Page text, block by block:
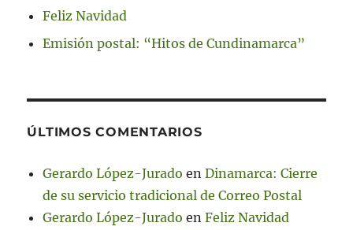
Feliz Navidad
Emisión postal: “Hitos de Cundinamarca”
ÚLTIMOS COMENTARIOS
Gerardo López-Jurado enDinamarca: Cierre
de su servicio tradicional de Correo Postal
Gerardo López-Jurado enFeliz Navidad